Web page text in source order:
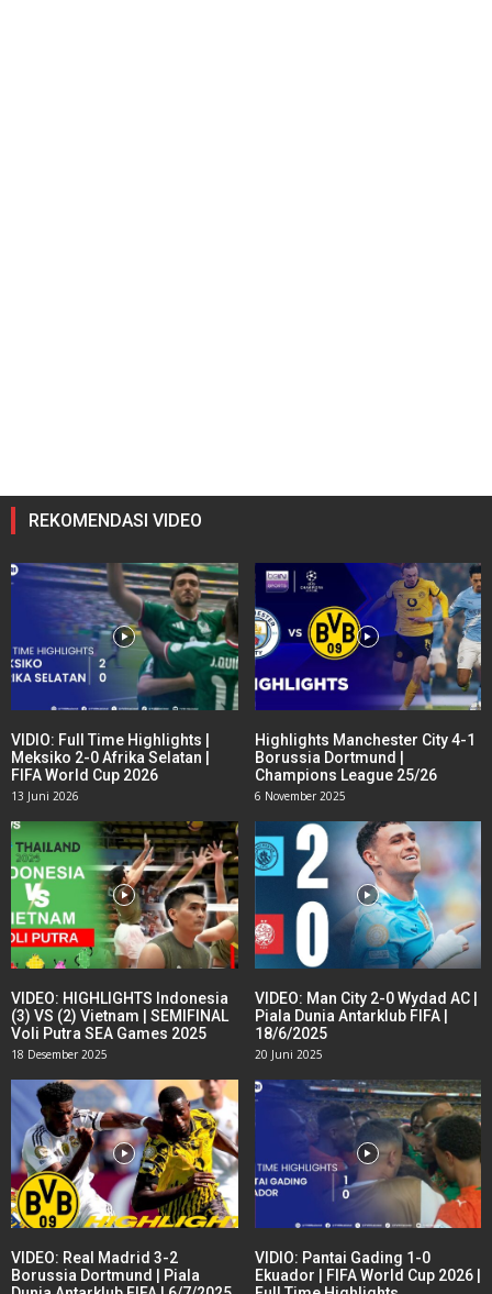
REKOMENDASI VIDEO
VIDIO: Full Time Highlights |
Meksiko 2-0 Afrika Selatan |
FIFA World Cup 2026
13 Juni 2026
Highlights Manchester City 4-1
Borussia Dortmund |
Champions League 25/26
6 November 2025
VIDEO: HIGHLIGHTS Indonesia
(3) VS (2) Vietnam | SEMIFINAL
Voli Putra SEA Games 2025
18 Desember 2025
VIDEO: Man City 2-0 Wydad AC |
Piala Dunia Antarklub FIFA |
18/6/2025
20 Juni 2025
VIDEO: Real Madrid 3-2
Borussia Dortmund | Piala
VIDIO: Pantai Gading 1-0
Ekuador | FIFA World Cup 2026 |